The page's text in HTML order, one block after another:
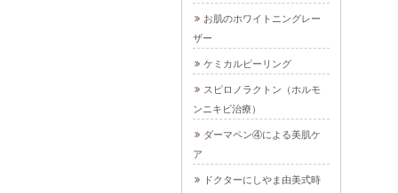
お肌のホワイトニングレー
ザー
ケミカルピーリング
スピロノラクトン（ホルモ
ンニキビ治療）
ダーマペン④による美肌ケ
ア
ドクターにしやま由美式時